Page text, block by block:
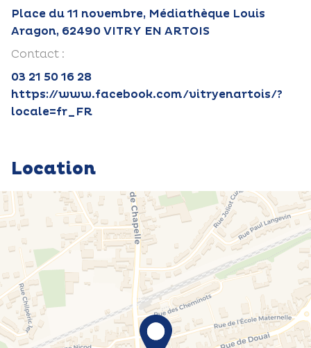
Place du 11 novembre, Médiathèque Louis
Aragon, 62490 VITRY EN ARTOIS
Contact :
03 21 50 16 28
https://www.facebook.com/vitryenartois/?
locale=fr_FR
Location